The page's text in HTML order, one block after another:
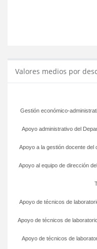
Valores medios por
Apoyo de técnicos de
Apoyo de técnicos de
Apoyo de técnicos de
Apoyo al equipo de dirección
Apoyo a la gestión docente del
Apoyo administrativo del
Gestión económico-